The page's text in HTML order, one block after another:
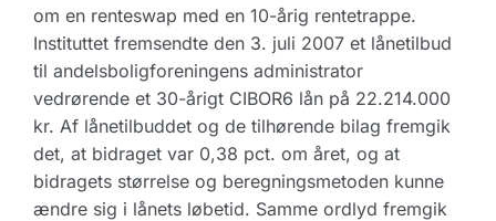
om en renteswap med en 10-årig rentetrappe.
Instituttet fremsendte den 3. juli 2007 et lånetilbud
til andelsboligforeningens administrator
vedrørende et 30-årigt CIBOR6 lån på 22.214.000
kr. Af lånetilbuddet og de tilhørende bilag fremgik
det, at bidraget var 0,38 pct. om året, og at
bidragets størrelse og beregningsmetoden kunne
ændre sig i lånets løbetid. Samme ordlyd fremgik